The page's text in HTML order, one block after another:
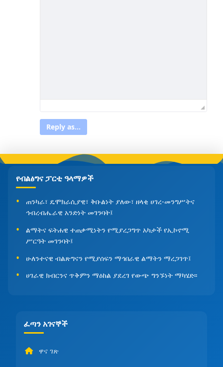
Reply as...
የብልፅግና ፓርቲ ዓላማዎች
ጠንካራ፣ ዴሞክራሲያዊ፣ ቅቡልነት ያለው፣ ዘላቂ ሀገረ-መንግሥትና
ኅብረብሔራዊ አንድነት መገንባት፤
ልማትና ፍትሐዊ ተጠቃሚነትን የሚያረጋግጥ አካታች የኢኮኖሚ
ሥርዓት መገንባት፤
ሁለንተናዊ ብልጽግናን የሚያሰፍን ማኅበራዊ ልማትን ማረጋገጥ፤
ሀገራዊ ክብርንና ጥቅምን ማዕከል ያደረገ የውጭ ግንኙነት ማካሄድ፡፡
ፈጣን አገናኞች
ዋና ገጽ